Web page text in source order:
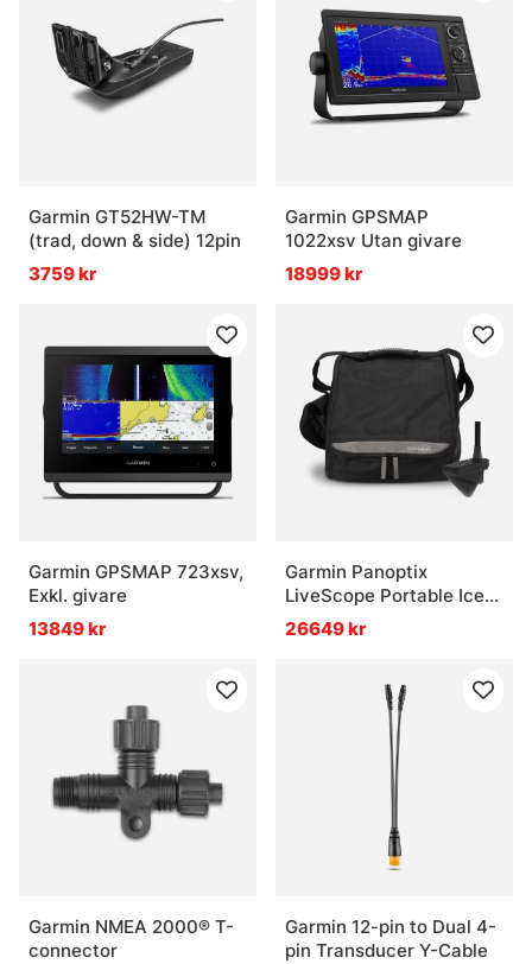
Garmin GT52HW-TM
(trad, down & side) 12pin
3759 kr
Garmin GPSMAP
1022xsv Utan givare
18999 kr
Garmin GPSMAP 723xsv,
Exkl. givare
13849 kr
Garmin Panoptix
LiveScope Portable Ice
Fishing Kit
26649 kr
Garmin NMEA 2000® T-
connector
Garmin 12-pin to Dual 4-
pin Transducer Y-Cable